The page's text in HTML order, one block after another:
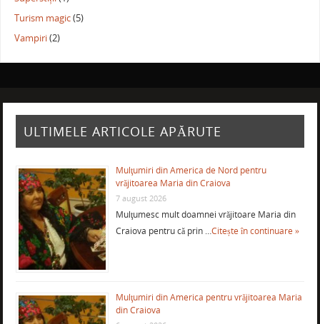
Turism magic(5)
Vampiri(2)
ULTIMELE ARTICOLE APĂRUTE
Mulţumiri din America de Nord pentru
vrăjitoarea Maria din Craiova
7 august 2026
Mulţumesc mult doamnei vrăjitoare Maria din
Craiova pentru că prin …Citește în continuare »
Mulţumiri din America pentru vrăjitoarea Maria
din Craiova